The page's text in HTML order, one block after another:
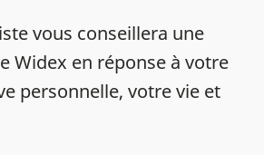
vous conseillera une
Widex en réponse à votre
personnelle, votre vie et